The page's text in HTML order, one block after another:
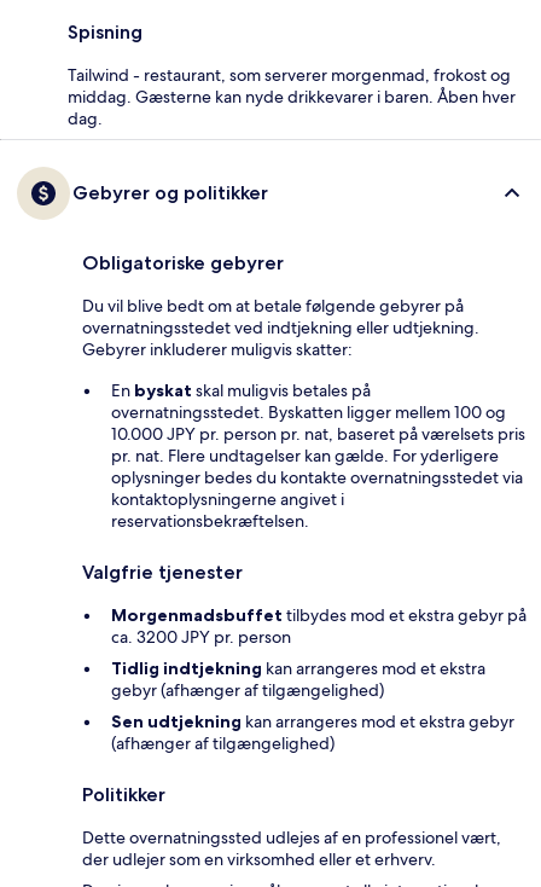
Spisning
Tailwind - restaurant, som serverer morgenmad, frokost og
middag. Gæsterne kan nyde drikkevarer i baren. Åben hver
dag.
Gebyrer og politikker
Obligatoriske gebyrer
Du vil blive bedt om at betale følgende gebyrer på
overnatningsstedet ved indtjekning eller udtjekning.
Gebyrer inkluderer muligvis skatter:
En byskat skal muligvis betales på
overnatningsstedet. Byskatten ligger mellem 100 og
10.000 JPY pr. person pr. nat, baseret på værelsets pris
pr. nat. Flere undtagelser kan gælde. For yderligere
oplysninger bedes du kontakte overnatningsstedet via
kontaktoplysningerne angivet i
reservationsbekræftelsen.
Valgfrie tjenester
Morgenmadsbuffet tilbydes mod et ekstra gebyr på
ca. 3200 JPY pr. person
Tidlig indtjekning kan arrangeres mod et ekstra
gebyr (afhænger af tilgængelighed)
Sen udtjekning kan arrangeres mod et ekstra gebyr
(afhænger af tilgængelighed)
Politikker
Dette overnatningssted udlejes af en professionel vært,
der udlejer som en virksomhed eller et erhverv.